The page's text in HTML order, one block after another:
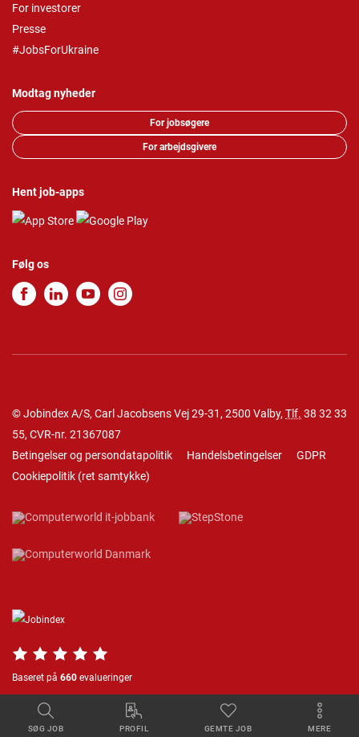
SØG JOB PROFIL GEMTE JOB MERE
For investorer
Presse
#JobsForUkraine
Modtag nyheder
For jobsøgere
For arbejdsgivere
Hent job-apps
Følg os
© Jobindex A/S, Carl Jacobsens Vej 29-31, 2500 Valby, Tlf. 38 32 33
55, CVR-nr. 21367087
Betingelser og persondatapolitik
Handelsbetingelser
GDPR
Cookiepolitik (ret samtykke)
Baseret på 660 evalueringer